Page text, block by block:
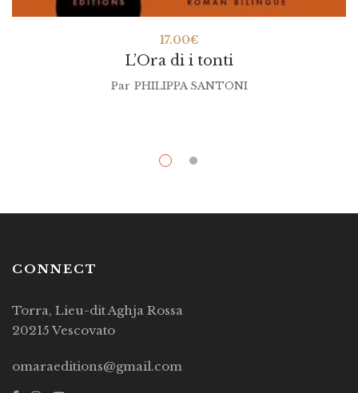
L’Ora di i tonti
17.00€
Par PHILIPPA SANTONI
CONNECT
Torra, Lieu-dit Aghja Rossa
20215 Vescovato
omaraeditions@gmail.com